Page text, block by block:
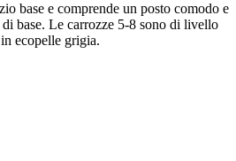
base e comprende un posto comodo e
base. Le carrozze 5-8 sono di livello
ecopelle grigia.